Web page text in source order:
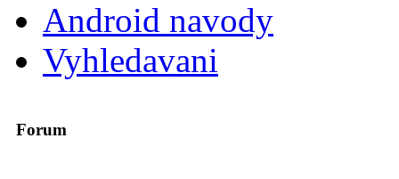
Android navody
Vyhledavani
Forum